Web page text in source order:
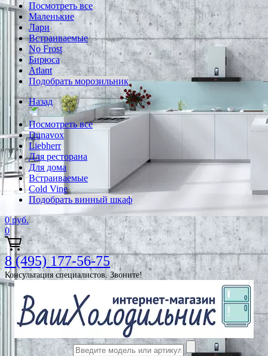
Посмотреть все
Маленькие
Лари
Встраиваемые
No Frost
Бирюса
Atlant
Подобрать морозильник
Назад
Посмотреть все
Dunavox
Liebherr
Для ресторана
Для дома
Встраиваемые
Cold Vine
Подобрать винный шкаф
0 руб.
0
8 (495) 177-56-75
Консультация специалистов. Звоните!